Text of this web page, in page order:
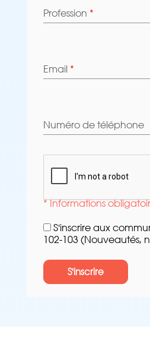
Profession *
Email *
Numéro de téléphone
* Informations
S'inscrire
S'inscrire aux
102-103 (Nouveautés,